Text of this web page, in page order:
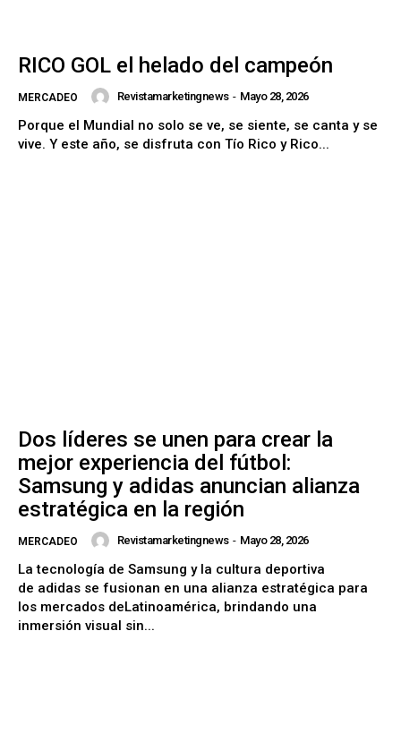
RICO GOL el helado del campeón
MERCADEO Revistamarketingnews - Mayo 28, 2026
Porque el Mundial no solo se ve, se siente, se canta y se
vive. Y este año, se disfruta con Tío Rico y Rico...
Dos líderes se unen para crear la
mejor experiencia del fútbol:
Samsung y adidas anuncian alianza
estratégica en la región
MERCADEO Revistamarketingnews - Mayo 28, 2026
La tecnología de Samsung y la cultura deportiva
de adidas se fusionan en una alianza estratégica para
los mercados deLatinoamérica, brindando una
inmersión visual sin...